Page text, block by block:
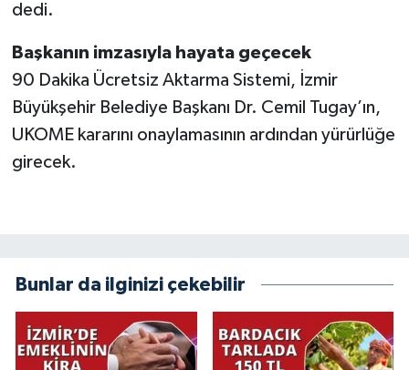
dedi.
Başkanın imzasıyla hayata geçecek
90 Dakika Ücretsiz Aktarma Sistemi, İzmir
Büyükşehir Belediye Başkanı Dr. Cemil Tugay’ın,
UKOME kararını onaylamasının ardından yürürlüğe
girecek.
Bunlar da ilginizi çekebilir